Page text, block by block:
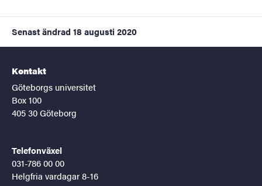
Senast ändrad 18 augusti 2020
Kontakt
Göteborgs universitet
Box 100
405 30 Göteborg
Telefonväxel
031-786 00 00
Helgfria vardagar 8-16